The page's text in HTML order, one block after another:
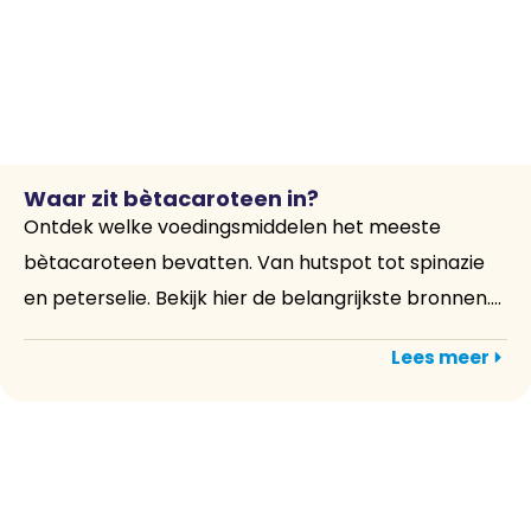
Waar zit bètacaroteen in?
Ontdek welke voedingsmiddelen het meeste
bètacaroteen bevatten. Van hutspot tot spinazie
en peterselie. Bekijk hier de belangrijkste bronnen....
Lees meer